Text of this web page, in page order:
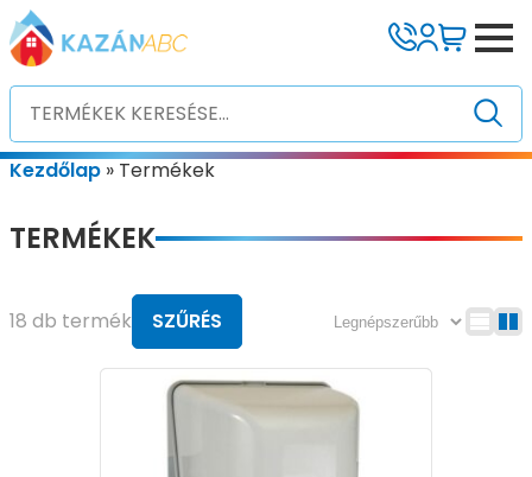
Kezdőlap » Termékek
TERMÉKEK
18 db termék SZŰRÉS